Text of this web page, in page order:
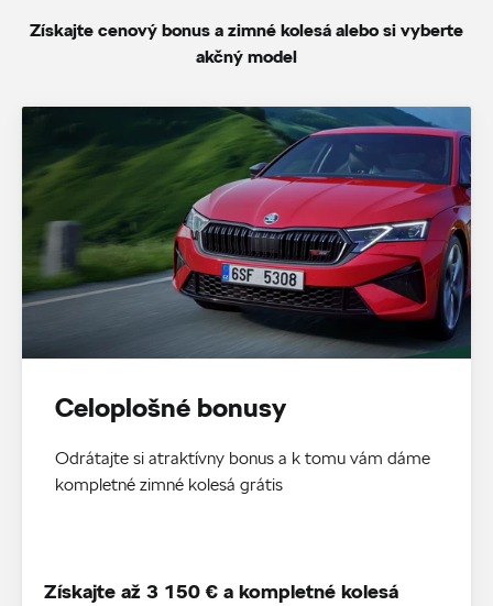
Získajte cenový bonus a zimné kolesá alebo si vyberte
akčný model
Celoplošné bonusy
Odrátajte si atraktívny bonus a k tomu vám dáme
kompletné zimné kolesá grátis
Získajte až 3 150 € a kompletné kolesá